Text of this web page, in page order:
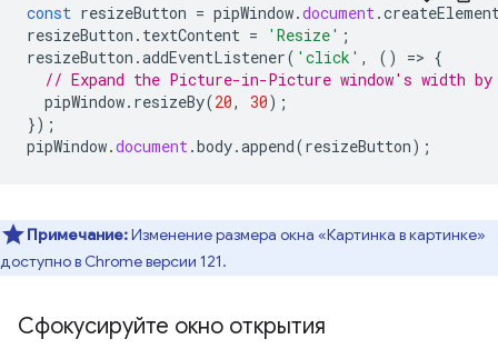
const resizeButton = pipWindow.document .
resizeButton . textContent = 'Resize' ;
resizeButton .addEventListener( 'click' , () => {
// Expand the Picture-in-Picture window's width by
pipWindow. resizeBy(20, 30);
});
pipWindow.document .body.append(resizeButton);
Примечание:Изменение размера окна «Картинка в картинке»
доступно в Chrome версии 121.
Сфокусируйте окно открытия